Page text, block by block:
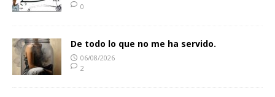
0
De todo lo que no me ha servido.
06/08/2026
2